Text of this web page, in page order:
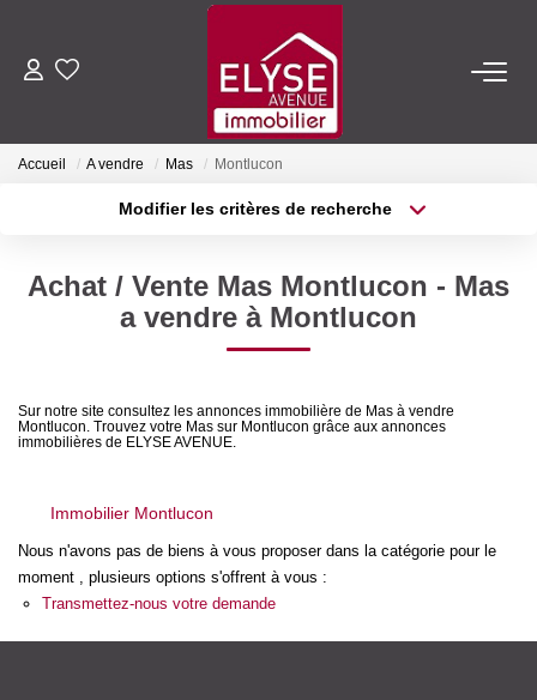
ACHETER
NOTRE AGENCE
Nos Actualités
Accueil A vendre Mas Montlucon
Modifier les critères de recherche
Type de bien
Surface min
Créer une alerte
Achat / Vente Mas Montlucon - Mas
a vendre à Montlucon
Sur notre site consultez les annonces immobilière de Mas à vendre
Montlucon. Trouvez votre Mas sur Montlucon grâce aux annonces
immobilières de ELYSE AVENUE.
Immobilier Montlucon
Nous n'avons pas de biens à vous proposer dans la catégorie pour le
moment , plusieurs options s'offrent à vous :
Transmettez-nous votre demande